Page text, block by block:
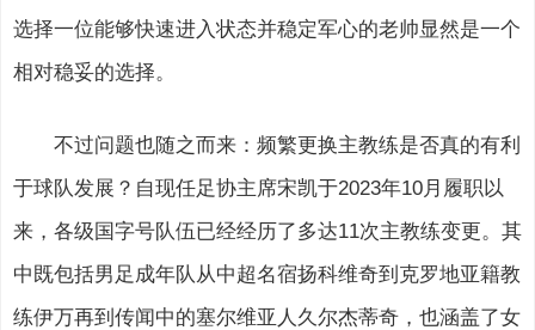
选择一位能够快速进入状态并稳定军心的老帅显然是一个
相对稳妥的选择。
不过问题也随之而来：频繁更换主教练是否真的有利
于球队发展？自现任足协主席宋凯于2023年10月履职以
来，各级国字号队伍已经经历了多达11次主教练变更。其
中既包括男足成年队从中超名宿扬科维奇到克罗地亚籍教
练伊万再到传闻中的塞尔维亚人久尔杰蒂奇，也涵盖了女